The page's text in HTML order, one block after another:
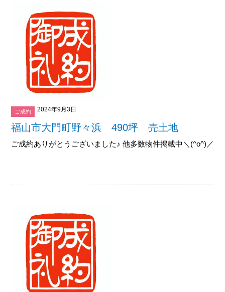
ご成約 2024年9月3日
福山市大門町野々浜 490坪 売土地
ご成約ありがとうございました♪ 他多数物件掲載中＼(^o^)／